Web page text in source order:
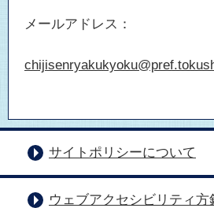
メールアドレス：
サイトポリシーについて
ウェブアクセシビリティ方